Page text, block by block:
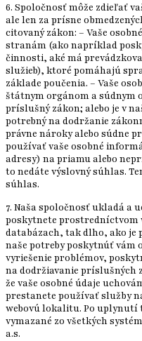
6. Spoločnosť môže zdieľať
ale len za prísne
citovaný zákon: – Vaše
stranám (ako napríklad
činnosti, aké má
služieb), ktoré pomáhajú
základe poučenia. – Vaše
štátnym orgánom a súdnym
príslušný zákon; alebo je v
potrebný na dodržanie
právne nároky alebo súdne
používať vaše osobné
adresy) na priamu alebo
to nedáte výslovný súhlas.
súhlas.
7. Naša spoločnosť ukladá a
poskytnete prostredníctvom
databázach, tak dlho, ako je
naše potreby poskytnúť vám
vyriešenie problémov,
na dodržiavanie príslušných
že vaše osobné údaje
prestanete používať služby
webovú lokalitu. Po uplynutí
vymazané zo všetkých
a.s.